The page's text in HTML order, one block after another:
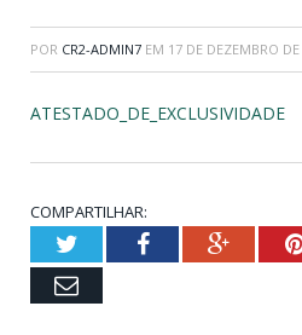
POR CR2-ADMIN7 EM 17 DE DEZEMBRO DE
ATESTADO_DE_EXCLUSIVIDADE
COMPARTILHAR:
TwitterFacebook
Email